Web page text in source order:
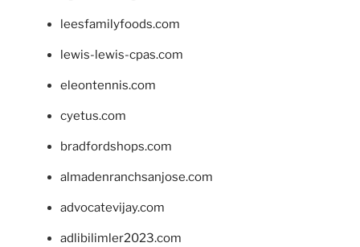
leesfamilyfoods.com
lewis-lewis-cpas.com
eleontennis.com
cyetus.com
bradfordshops.com
almadenranchsanjose.com
advocatevijay.com
adlibilimler2023.com